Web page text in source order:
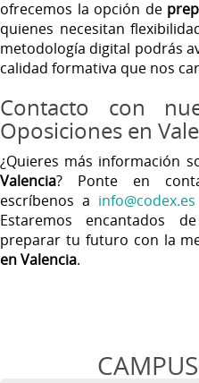
ofrecemos la opción de
quienes necesitan
metodología digital podrás
calidad formativa que nos
Contacto con
Oposiciones en
¿Quieres más información
Valencia? Ponte en
escríbenos a info@codex.es
Estaremos encantados
preparar tu futuro con la
en Valencia.